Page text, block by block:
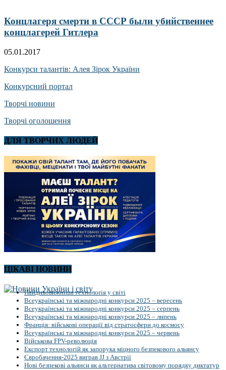
Концлагеря смерти в СССР были убийственнее
концлагерей Гитлера
05.01.2017
Конкурси талантів: Алея Зірок України
Конкурсний портал
Творчі новини
Творчі оголошення
ДЛЯ ТВОРЧИХ ЛЮДЕЙ
ЦІКАВІ НОВИНИ
Найдивовижніша технологія у світі
Всеукраїнські та міжнародні конкурси 2025 – вересень
Всеукраїнські та міжнародні конкурси 2025 – серпень
Всеукраїнські та міжнародні конкурси 2025 – липень
Франція: військові операції від стратосфери до космосу
Всеукраїнські та міжнародні конкурси 2025 – червень
Військова FPV-революція
Експорт технологій як запорука міцного безпекового альянсу
Євробачення-2025 виграв JJ з Австрії
Нові безпекові альянси як альтернатива світовому порядку диктатур